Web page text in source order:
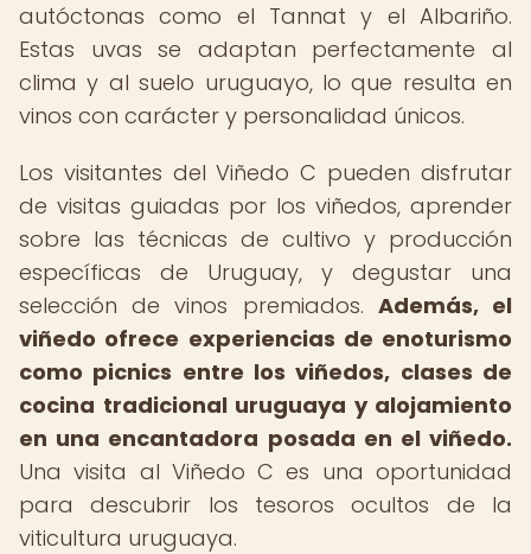
autóctonas como el Tannat y el Albariño.
Estas uvas se adaptan perfectamente al
clima y al suelo uruguayo, lo que resulta en
vinos con carácter y personalidad únicos.
Los visitantes del Viñedo C pueden disfrutar
de visitas guiadas por los viñedos, aprender
sobre las técnicas de cultivo y producción
específicas de Uruguay, y degustar una
selección de vinos premiados. Además, el
viñedo ofrece experiencias de enoturismo
como picnics entre los viñedos, clases de
cocina tradicional uruguaya y alojamiento
en una encantadora posada en el viñedo.
Una visita al Viñedo C es una oportunidad
para descubrir los tesoros ocultos de la
viticultura uruguaya.